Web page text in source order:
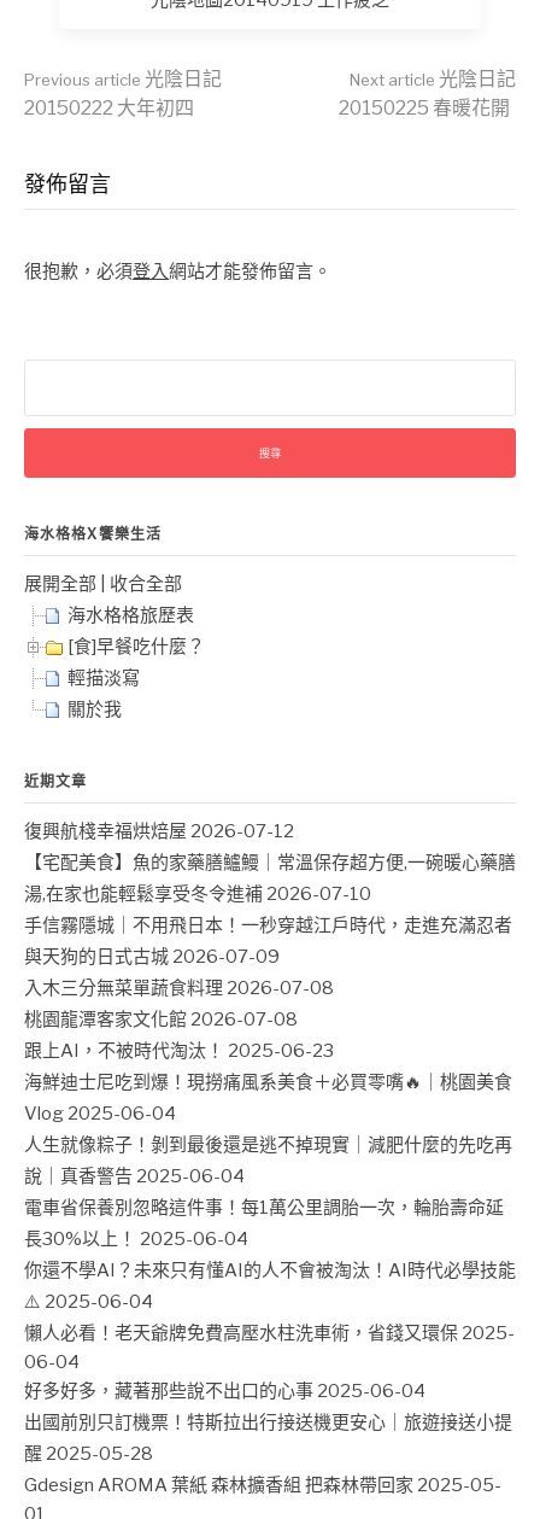
Continue
Reading
Previous article 光陰日記
20150222 大年初四
Next article 光陰日記
20150225 春暖花開
發佈留言
很抱歉，必須登入網站才能發佈留言。
關
字:
海水格格X饗樂生活
展開全部
收合全部
海水格格旅歷表
[食]早餐吃什麼？
輕描淡寫
關於我
近期文章
復興航棧幸福烘焙屋 2026-07-12
【宅配美食】魚的家藥膳鱸鰻｜常溫保存超方便,一碗暖心藥膳
湯,在家也能輕鬆享受冬令進補 2026-07-10
手信霧隱城｜不用飛日本！一秒穿越江戶時代，走進充滿忍者
與天狗的日式古城 2026-07-09
入木三分無菜單蔬食料理 2026-07-08
桃園龍潭客家文化館 2026-07-08
跟上AI，不被時代淘汰！ 2025-06-23
海鮮迪士尼吃到爆！現撈痛風系美食＋必買零嘴🔥｜桃園美食
Vlog 2025-06-04
人生就像粽子！剝到最後還是逃不掉現實｜減肥什麼的先吃再
說｜真香警告 2025-06-04
電車省保養別忽略這件事！每1萬公里調胎一次，輪胎壽命延
長30%以上！ 2025-06-04
你還不學AI？未來只有懂AI的人不會被淘汰！AI時代必學技能
⚠️ 2025-06-04
懶人必看！老天爺牌免費高壓水柱洗車術，省錢又環保 2025-
06-04
好多好多，藏著那些說不出口的心事 2025-06-04
出國前別只訂機票！特斯拉出行接送機更安心｜旅遊接送小提
醒 2025-05-28
Gdesign AROMA 葉紙 森林擴香組 把森林帶回家 2025-05-
01